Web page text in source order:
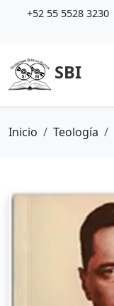
+52 55 5528 3230
SBI
Inicio Teología